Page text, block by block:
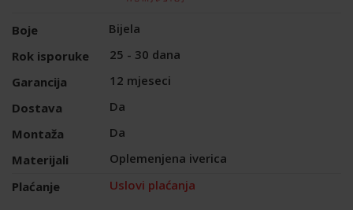
Boje
Bijela
Rok isporuke
25 - 30 dana
Garancija
12 mjeseci
Dostava
Da
Montaža
Da
Materijali
Oplemenjena iverica
Plaćanje
Uslovi plaćanja